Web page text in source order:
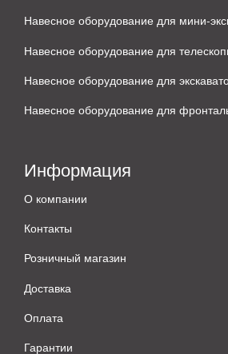
Навесное оборудование для мини-
Навесное оборудование для
Навесное оборудование для
Навесное оборудование для
Информация
О компании
Контакты
Розничный магазин
Доставка
Оплата
Гарантии